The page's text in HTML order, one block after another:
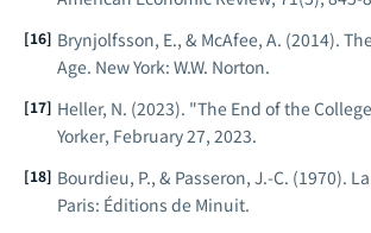
Brynjolfsson, E., & McAfee, A. (2014).
Age. New York: W.W. Norton.
Heller, N. (2023). "The End of the
Yorker, February 27, 2023.
Bourdieu, P., & Passeron, J.-C. (1970).
Paris: Éditions de Minuit.